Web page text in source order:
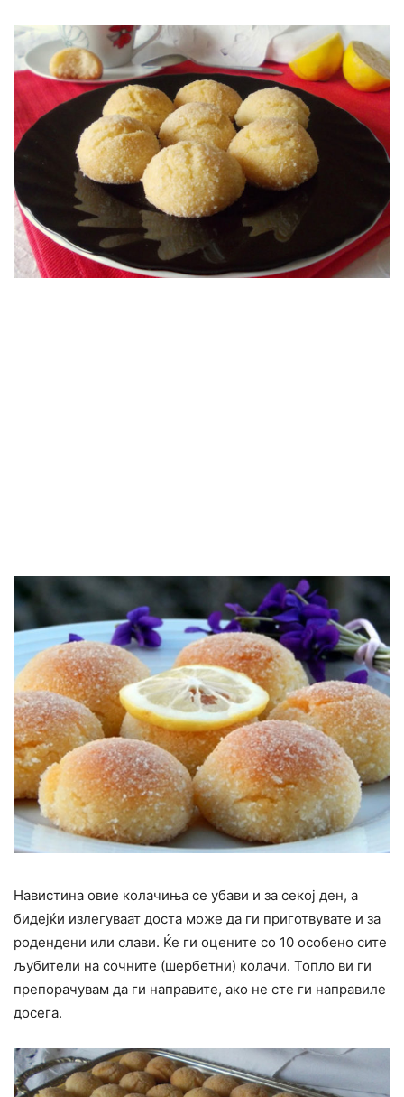
Навистина овие колачиња се убави и за секој ден, а
бидејќи излегуваат доста може да ги приготвувате и за
родендени или слави. Ќе ги оцените со 10 особено сите
љубители на сочните (шербетни) колачи. Топло ви ги
препорачувам да ги направите, ако не сте ги направиле
досега.